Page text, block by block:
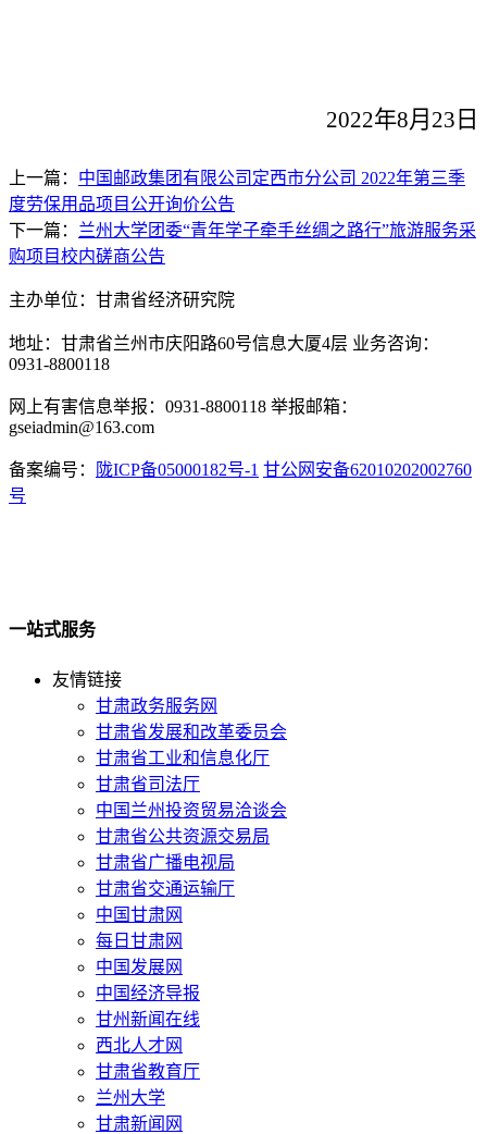
2022年8月 23 日
上一篇： 中国邮政集团有限公司定西市分公司 2022年第三季
度劳保用品项目公开询价公告
下一篇： 兰州大学团委“青年学子牵手丝绸之路行”旅游服务采
购项目校内磋商公告
主办单位：甘肃省经济研究院
地址：甘肃省兰州市庆阳路60号信息大厦4层 业务咨询：
0931-8800118
网上有害信息举报：0931-8800118 举报邮箱：
gseiadmin@163.com
备案编号： 陇ICP备05000182号-1 甘公网安备62010202002760
号
一站式服务
友情链接
甘肃政务服务网
甘肃省发展和改革委员会
甘肃省工业和信息化厅
甘肃省司法厅
中国兰州投资贸易洽谈会
甘肃省公共资源交易局
甘肃省广播电视局
甘肃省交通运输厅
中国甘肃网
每日甘肃网
中国发展网
中国经济导报
甘州新闻在线
西北人才网
甘肃省教育厅
兰州大学
甘肃新闻网